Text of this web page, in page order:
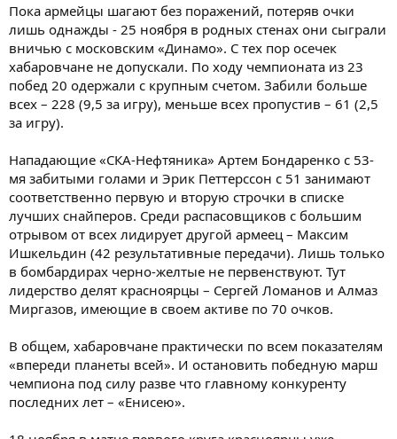
Пока армейцы шагают без поражений, потеряв очки
лишь однажды - 25 ноября в родных стенах они сыграли
вничью с московским «Динамо». С тех пор осечек
хабаровчане не допускали. По ходу чемпионата из 23
побед 20 одержали с крупным счетом. Забили больше
всех – 228 (9,5 за игру), меньше всех пропустив – 61 (2,5
за игру).
Нападающие «СКА-Нефтяника» Артем Бондаренко с 53-
мя забитыми голами и Эрик Петтерссон с 51 занимают
соответственно первую и вторую строчки в списке
лучших снайперов. Среди распасовщиков с большим
отрывом от всех лидирует другой армеец – Максим
Ишкельдин (42 результативные передачи). Лишь только
в бомбардирах черно-желтые не первенствуют. Тут
лидерство делят красноярцы – Сергей Ломанов и Алмаз
Миргазов, имеющие в своем активе по 70 очков.
В общем, хабаровчане практически по всем показателям
«впереди планеты всей». И остановить победную марш
чемпиона под силу разве что главному конкуренту
последних лет – «Енисею».